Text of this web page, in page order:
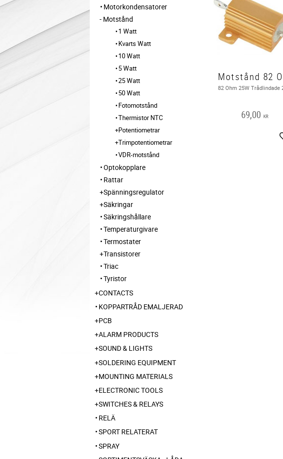
69,00 KR
Motorkondensatorer
Motstånd
1 Watt
Kvarts Watt
10 Watt
5 Watt
25 Watt
50 Watt
Fotomotstånd
Thermistor NTC
Potentiometrar
Trimpotentiometrar
VDR-motstånd
Optokopplare
Rattar
Spänningsregulator
Säkringar
Säkringshållare
Temperaturgivare
Termostater
Transistorer
Triac
Tyristor
CONTACTS
KOPPARTRÅD EMALJERAD
PCB
ALARM PRODUCTS
SOUND & LIGHTS
SOLDERING EQUIPMENT
MOUNTING MATERIALS
ELECTRONIC TOOLS
SWITCHES & RELAYS
RELÄ
SPORT RELATERAT
SPRAY